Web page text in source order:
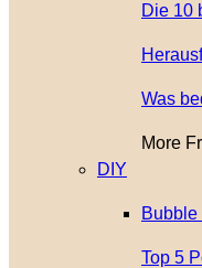
Die 10
Was
More
DIY
Bubble
Top 5